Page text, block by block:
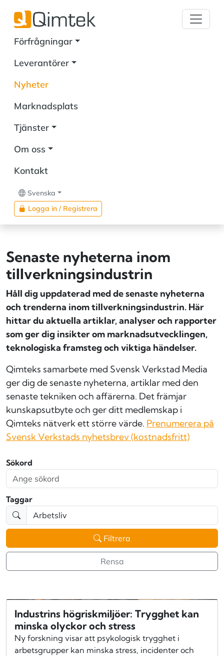
Förfrågningar
Leverantörer
Nyheter
Marknadsplats
Tjänster
Om oss
Kontakt
Svenska
Logga in / Registrera
Senaste nyheterna inom
tillverknings­industrin
Håll dig uppdaterad med de senaste nyheterna
och trenderna inom tillverkningsindustrin. Här
hittar du aktuella artiklar, analyser och rapporter
som ger dig insikter om marknadsutvecklingen,
teknologiska framsteg och viktiga händelser.
Qimteks samarbete med Svensk Verkstad Media
ger dig de senaste nyheterna, artiklar med den
senaste tekniken och affärerna. Det främjar
kunskapsutbyte och ger ditt medlemskap i
Qimteks nätverk ett större värde. Prenumerera på
Svensk Verkstads nyhetsbrev (kostnadsfritt)
Sökord
Taggar
Filtrera
Rensa
Industrins högriskmiljöer: Trygghet kan
minska olyckor och stress
Ny forskning visar att psykologisk trygghet i
arbetsgrupper kan minska stress, incidenter och